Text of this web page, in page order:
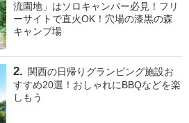
流園地」はソロキャンパー必見！フリ
ーサイトで直火OK！穴場の漆黒の森
キャンプ場
関西の日帰りグランピング施設お
すすめ20選！おしゃれにBBQなどを楽
しもう